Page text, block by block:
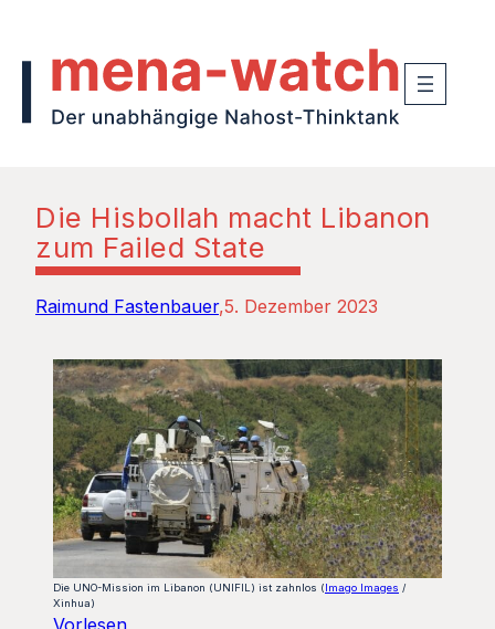
Die Hisbollah macht Libanon
zum Failed State
Raimund Fastenbauer 5. Dezember 2023
Die UNO-Mission im Libanon (UNIFIL) ist zahnlos ( Imago Images /
Xinhua)